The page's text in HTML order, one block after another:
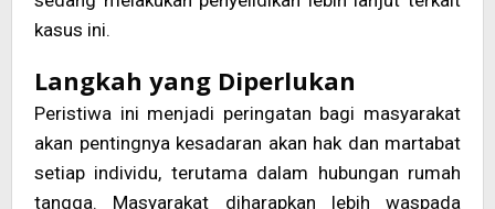
kasus ini.
Langkah yang Diperlukan
Peristiwa ini menjadi peringatan bagi masyarakat
akan pentingnya kesadaran akan hak dan martabat
setiap individu, terutama dalam hubungan rumah
tangga. Masyarakat diharapkan lebih waspada